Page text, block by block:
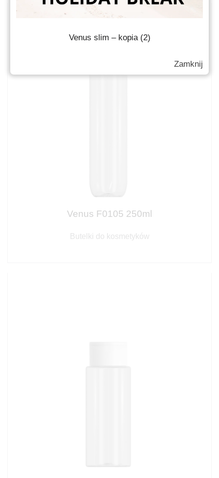
Venus F0105 250ml
Butelki do kosmetyków
Zamknij
Venus slim – kopia (2)